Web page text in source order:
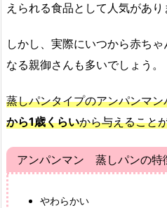
えられる食品として人気があり
しかし、実際にいつから赤ち
なる親御さんも多いでしょう。
蒸しパンタイプのアンパンマ
から1歳くらいから与えること
アンパンマン 蒸しパンの特
やわらかい